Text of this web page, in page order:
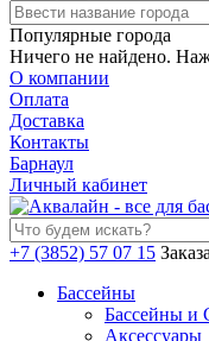
Популярные города
Ничего не найдено.
О компании
Оплата
Доставка
Контакты
Барнаул
Личный кабинет
+7 (3852) 57 07 15
Бассейны
Бассейны и
Аксессуары